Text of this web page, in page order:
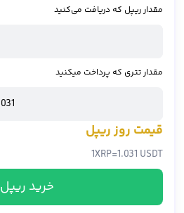
مقدار ریپل که دریافت می‌کنید
مقدار تتری که پرداخت میکنید
قیمت روز ریپل
1XRP=1.031 USDT
خرید ریپل